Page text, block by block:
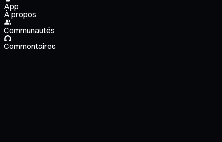
App
À propos
Communautés
Commentaires